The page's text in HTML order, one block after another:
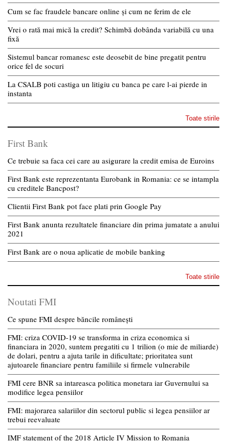
Cum se fac fraudele bancare online și cum ne ferim de ele
Vrei o rată mai mică la credit? Schimbă dobânda variabilă cu una
fixă
Sistemul bancar romanesc este deosebit de bine pregatit pentru
orice fel de socuri
La CSALB poti castiga un litigiu cu banca pe care l-ai pierde in
instanta
Toate stirile
First Bank
Ce trebuie sa faca cei care au asigurare la credit emisa de Euroins
First Bank este reprezentanta Eurobank in Romania: ce se intampla
cu creditele Bancpost?
Clientii First Bank pot face plati prin Google Pay
First Bank anunta rezultatele financiare din prima jumatate a anului
2021
First Bank are o noua aplicatie de mobile banking
Toate stirile
Noutati FMI
Ce spune FMI despre băncile românești
FMI: criza COVID-19 se transforma in criza economica si
financiara in 2020, suntem pregatiti cu 1 trilion (o mie de miliarde)
de dolari, pentru a ajuta tarile in dificultate; prioritatea sunt
ajutoarele financiare pentru familiile si firmele vulnerabile
FMI cere BNR sa intareasca politica monetara iar Guvernului sa
modifice legea pensiilor
FMI: majorarea salariilor din sectorul public si legea pensiilor ar
trebui reevaluate
IMF statement of the 2018 Article IV Mission to Romania